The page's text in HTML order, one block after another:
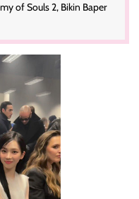
of Souls 2, Bikin Baper